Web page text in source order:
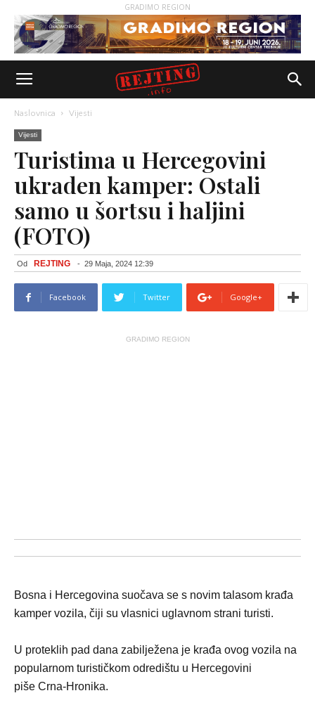
GRADIMO REGION
Naslovnica Vijesti
Vijesti
Turistima u Hercegovini
ukraden kamper: Ostali
samo u šortsu i haljini
(FOTO)
Od REJTING - 29 Maja, 2024 12:39
Facebook Twitter Google+
GRADIMO REGION
Bosna i Hercegovina suočava se s novim talasom krađa
kamper vozila, čiji su vlasnici uglavnom strani turisti.
U proteklih pad dana zabilježena je krađa ovog vozila na
popularnom turističkom odredištu u Hercegovini
piše Crna-Hronika.